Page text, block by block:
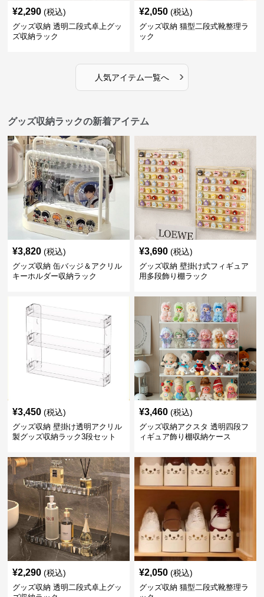
¥2,290 (税込)
グッズ収納 透明二段式卓上グッ
ズ収納ラック
¥2,050 (税込)
グッズ収納 猫型二段式靴整理ラ
ック
人気アイテム一覧へ ›
グッズ収納ラックの新着アイテム
¥3,820 (税込)
グッズ収納 缶バッジ＆アクリル
キーホルダー収納ラック
¥3,690 (税込)
グッズ収納 壁掛け式フィギュア
用多段飾り棚ラック
¥3,450 (税込)
グッズ収納 壁掛け透明アクリル
製グッズ収納ラック3段セット
¥3,460 (税込)
グッズ収納アクスタ 透明四段フ
ィギュア飾り棚収納ケース
¥2,290 (税込)
グッズ収納 透明二段式卓上グッ
¥2,050 (税込)
グッズ収納 猫型二段式靴整理ラ